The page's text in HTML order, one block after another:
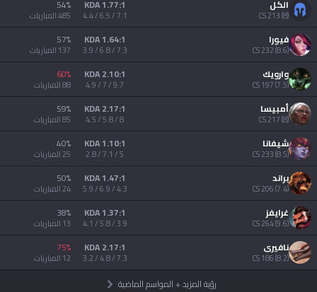
الكل
CS213(8)
1.77:1 KDA
7.1 / 6.5 / 4.4
54%
485المباريات
فيورا
CS232(8.6)
1.64:1 KDA
7.3 / 6.8 / 3.9
57%
137 المباريات
وارويك
CS197(7.5)
2.10:1 KDA
9.7 / 7 / 4.9
60%
88المباريات
أمبيسا
CS217(8)
2.17:1 KDA
8 / 5.8 / 4.5
59%
85المباريات
شيفانا
CS233(8.5)
1.10:1 KDA
5 / 7.1 / 2.8
40%
25المباريات
براند
CS206(7.4)
1.47:1 KDA
4.3 / 6.9 / 5.9
50%
24المباريات
غرايفز
CS264(9.6)
1.37:1 KDA
3.9 / 5.8 / 4.1
38%
13 المباريات
نافيري
CS186(8.2)
2.17:1 KDA
7.3 / 4.8 / 3.2
75%
12 المباريات
رؤية المزيد+ المواسم الماضية
TalkG
Esports
Türkçe
limba română
português
简体中文
繁體中文
српски језик
italiano